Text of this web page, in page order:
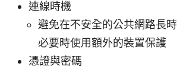
連線時機
避免在不安全的公共網路長
必要時使用額外的裝置保護
憑證與密碼